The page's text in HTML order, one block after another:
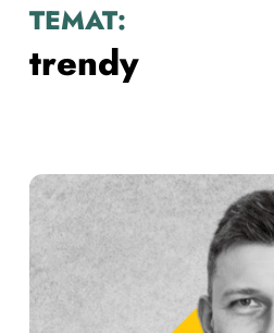
TEMAT:
trendy